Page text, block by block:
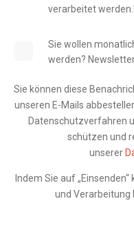
verarbeitet werden.
Sie wollen
werden?
Sie können diese
unseren E-Mails
Datenschutzverfahren
schützen und
unserer
Indem Sie auf
und Verarbeitung